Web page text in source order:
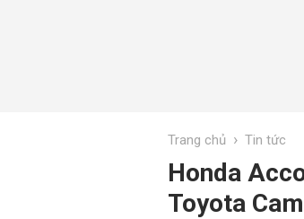
Trang chủ › Tin tức
Honda
Toyota